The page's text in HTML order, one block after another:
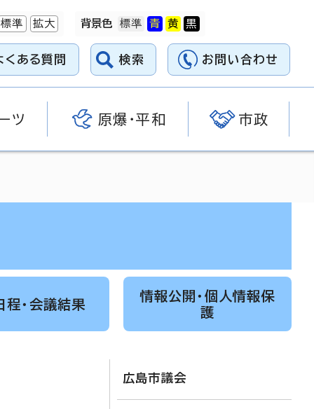
標準 拡大 背景色
くある質問 検索 お問い合わせ
ツ 原爆・平和 市政
程・会議結果
情報公開・個人情報保
護
広島市議会